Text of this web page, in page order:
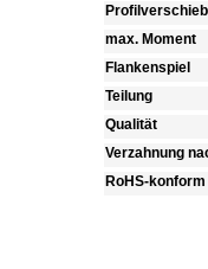
max. Moment
Flankenspiel
Teilung
Qualität
Verzahnung
RoHS-konform